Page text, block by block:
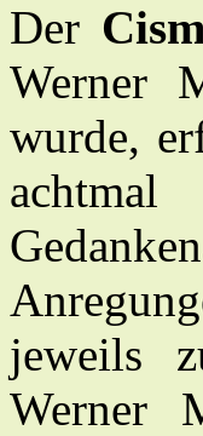
Der
Werner
wurde,
jeweils
Werner